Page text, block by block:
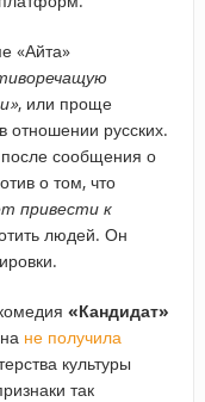
«Айта»
, или проще
отношении русских.
сообщения о
о том, что
привести к
людей. Он
«Кандидат»
не получила
культуры
так